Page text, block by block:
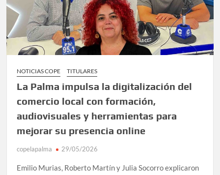
NOTICIAS COPE TITULARES
La Palma impulsa la digitalización del
comercio local con formación,
audiovisuales y herramientas para
mejorar su presencia online
copelapalma 29/05/2026
Emilio Murias, Roberto Martín y Julia Socorro explicaron